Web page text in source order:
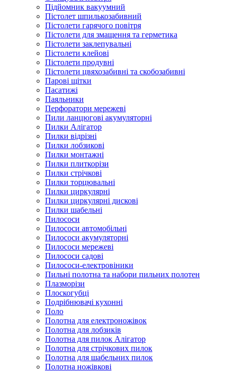
Підйомник вакуумний
Пістолет шпилькозабивний
Пістолети гарячого повітря
Пістолети для змащення та герметика
Пістолети заклепувальні
Пістолети клейові
Пістолети продувні
Пістолети цвяхозабивні та скобозабивні
Парові щітки
Пасатижі
Паяльники
Перфоратори мережеві
Пили ланцюгові акумуляторні
Пилки Алігатор
Пилки відрізні
Пилки лобзикові
Пилки монтажні
Пилки плиткорізи
Пилки стрічкові
Пилки торцювальні
Пилки циркулярні
Пилки циркулярні дискові
Пилки шабельні
Пилососи
Пилососи автомобільні
Пилососи акумуляторні
Пилососи мережеві
Пилососи садові
Пилососи-електровіники
Пильні полотна та набори пильних полотен
Плазморізи
Плоскогубці
Подрібнювачі кухонні
Поло
Полотна для електроножівок
Полотна для лобзиків
Полотна для пилок Алігатор
Полотна для стрічкових пилок
Полотна для шабельних пилок
Полотна ножівкові